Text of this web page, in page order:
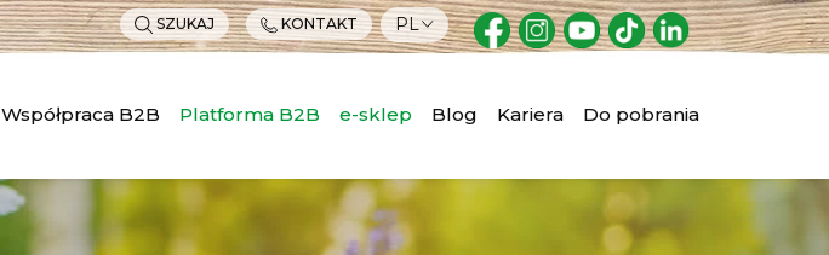
SZUKAJ KONTAKT PL
Współpraca B2B Platforma B2B e-sklep Blog Kariera Do pobrania